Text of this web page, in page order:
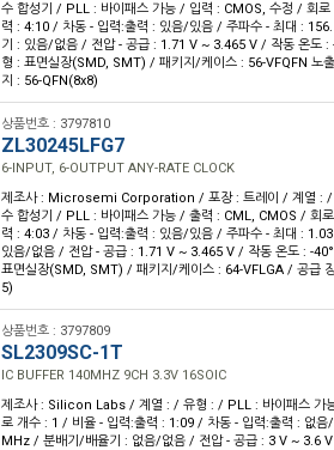
수 합성기 / PLL : 바이패스 가능 / 입력 : CMOS, 수정 / 회
력 : 4:10 / 차동 - 입력:출력 : 있음/있음 / 주파수 - 최대 :
기 : 있음/없음 / 전압 - 공급 : 1.71 V ~ 3.465 V / 작동 온도 :
형 : 표면실장(SMD, SMT) / 패키지/케이스 : 56-VFQFN 노
지 : 56-QFN(8x8)
상품번호 : 3797810
ZL30245LFG7
6-INPUT, 6-OUTPUT ANY-RATE CLOCK
제조사 : Microsemi Corporation / 포장 : 트레이 / 계열 : /
수 합성기 / PLL : 바이패스 가능 / 출력 : CML, CMOS / 회
력 : 4:03 / 차동 - 입력:출력 : 있음/있음 / 주파수 - 최대 :
있음/없음 / 전압 - 공급 : 1.71 V ~ 3.465 V / 작동 온도 : -
표면실장(SMD, SMT) / 패키지/케이스 : 64-VFLGA / 공급
5)
상품번호 : 3797809
SL2309SC-1T
IC BUFFER 140MHZ 9CH 3.3V 16SOIC
제조사 : Silicon Labs / 계열 : / 유형 : / PLL : 바이패스 가
로 개수 : 1 / 비율 - 입력:출력 : 1:09 / 차동 - 입력:출력 : 없
MHz / 분배기/배율기 : 없음/없음 / 전압 - 공급 : 3 V ~ 3.6